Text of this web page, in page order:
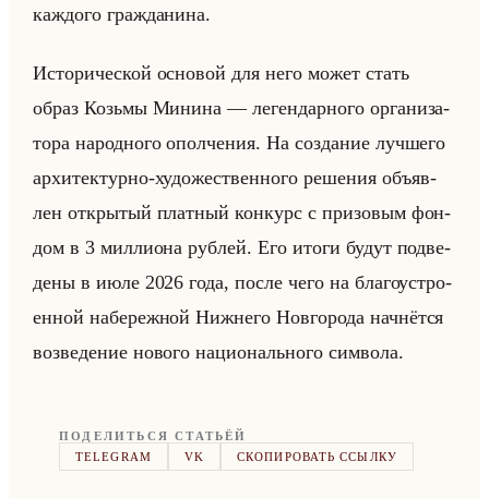
каж­до­го граж­да­ни­на.
Ис­то­ри­че­ской ос­но­вой для него может стать
образ Козьмы Ми­ни­на — ле­ген­дар­но­го ор­га­ни­за­
то­ра на­род­но­го опол­че­ния. На со­зда­ние луч­ше­го
ар­хи­тек­тур­но-ху­до­же­ствен­но­го ре­ше­ния объяв­
лен от­кры­тый плат­ный кон­курс с при­зо­вым фон­
дом в 3 мил­ли­она руб­лей. Его итоги будут под­ве­
де­ны в июле 2026 года, после чего на бла­го­устро­
ен­ной на­бе­реж­ной Ниж­не­го Нов­го­ро­да нач­нёт­ся
воз­ве­де­ние но­во­го на­ци­онально­го сим­во­ла.
ПОДЕЛИТЬСЯ СТАТЬЁЙ
TELEGRAM
VK СКОПИРОВАТЬ ССЫЛКУ